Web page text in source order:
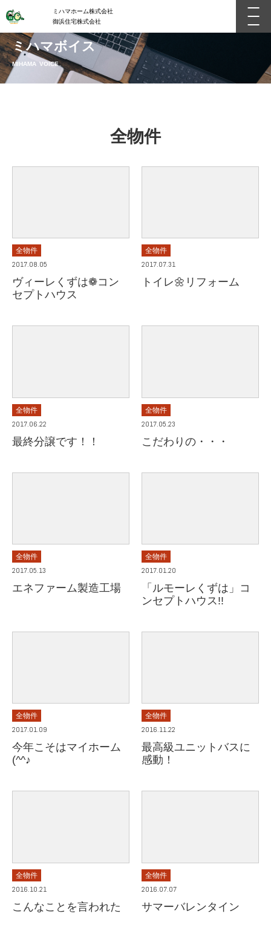
ミハマホーム株式会社
御浜住宅株式会社
ミハマボイス
MIHAMA VOICE
全物件
全物件
2017.08.05
ヴィーレくずは❁コン
セプトハウス
全物件
2017.07.31
トイレ🌼リフォーム
全物件
2017.06.22
最終分譲です！！
全物件
2017.05.23
こだわりの・・・
全物件
2017.05.13
エネファーム製造工場
全物件
2017.01.20
「ルモーレくずは」コ
ンセプトハウス!!
全物件
2017.01.09
今年こそはマイホーム
(^^♪
全物件
2016.11.22
最高級ユニットバスに
感動！
全物件
2016.10.21
こんなことを言われた
全物件
2016.07.07
サマーバレンタイン